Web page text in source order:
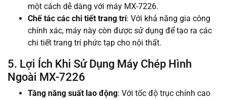
một cách dễ dàng với máy MX-7226.
Chế tác các chi tiết trang trí: Với khả năng gia công
chính xác, máy này còn được sử dụng để tạo ra các
chi tiết trang trí phức tạp cho nội thất.
5. Lợi Ích Khi Sử Dụng Máy Chép Hình
Ngoài MX-7226
Tăng năng suất lao động: Với tốc độ trục chính cao